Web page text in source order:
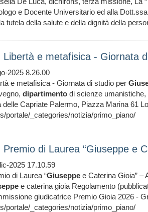
e Docente Universitario ed alla
tutela della salute e della dignità della
Libertà e metafisica - Giornata
2025 8.26.00
e metafisica - Giornata di studio per
dipartimento di scienze
delle Capriate Palermo, Piazza Marina 61
portale/_categories/notizia/primo_piano/
Premio di Laurea “Giuseppe e
2025 17.10.59
di Laurea “Giuseppe e Caterina Gioia” –
e caterina gioia Regolamento
giudicatrice Premio Gioia 2026 -
portale/_categories/notizia/primo_piano/